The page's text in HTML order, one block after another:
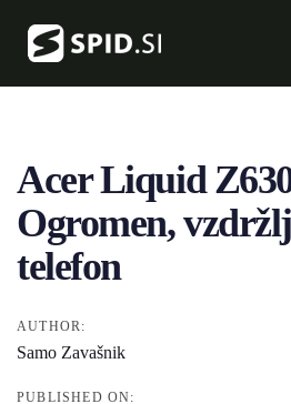
links
content
Acer Liquid
Ogromen,
telefon
AUTHOR:
Samo Zavašnik
PUBLISHED ON: